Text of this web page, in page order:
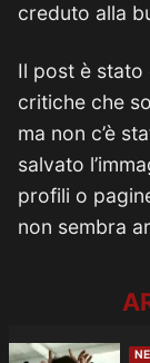
creduto alla
Il post è stato
critiche che
ma non c’è
salvato
profili o
non sembra